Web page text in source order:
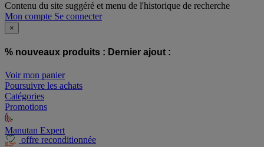
Contenu du site suggéré et menu de l'historique de recherche
Mon compte Se connecter
×
% nouveaux produits : Dernier ajout :
Voir mon panier
Poursuivre les achats
Catégories
Promotions
Manutan Expert
offre reconditionnée